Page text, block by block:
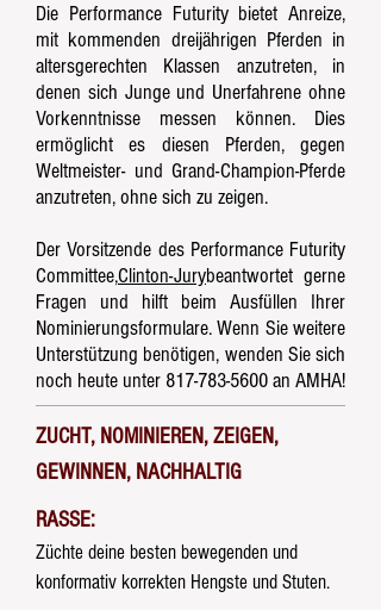
Die Performance Futurity bietet Anreize,
mit kommenden dreijährigen Pferden in
altersgerechten Klassen anzutreten, in
denen sich Junge und Unerfahrene ohne
Vorkenntnisse messen können. Dies
ermöglicht es diesen Pferden, gegen
Weltmeister- und Grand-Champion-Pferde
anzutreten, ohne sich zu zeigen.
Der Vorsitzende des Performance Futurity
Committee,Clinton-Jurybeantwortet gerne
Fragen und hilft beim Ausfüllen Ihrer
Nominierungsformulare. Wenn Sie weitere
Unterstützung benötigen, wenden Sie sich
noch heute unter 817-783-5600an AMHA!
ZUCHT, NOMINIEREN, ZEIGEN,
GEWINNEN, NACHHALTIG
RASSE:
Züchte deine besten bewegenden und
konformativ korrekten Hengste und Stuten.